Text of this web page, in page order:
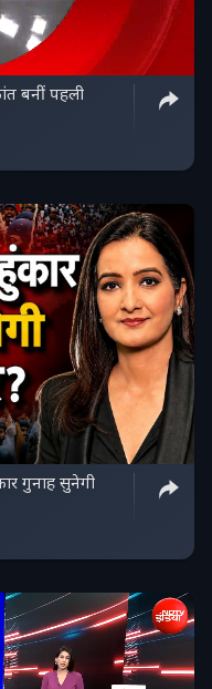
बनीं पहली
गुनाह सुनेगी